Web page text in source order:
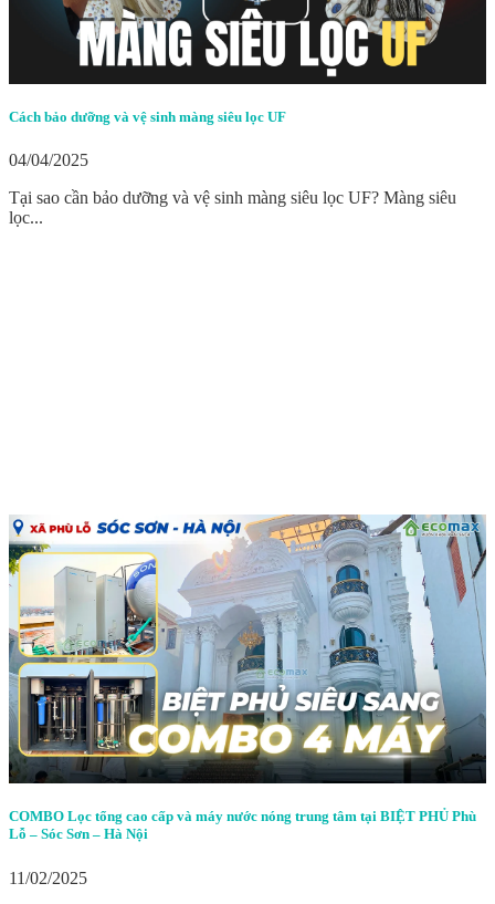
Cách bảo dưỡng và vệ sinh màng siêu lọc UF
04/04/2025
Tại sao cần bảo dưỡng và vệ sinh màng siêu lọc UF? Màng siêu
lọc...
COMBO Lọc tổng cao cấp và máy nước nóng trung tâm tại BIỆT PHỦ Phù
Lỗ – Sóc Sơn – Hà Nội
11/02/2025